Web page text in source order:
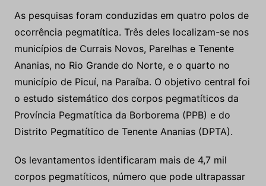
As pesquisas foram conduzidas em quatro polos de
ocorrência pegmatítica. Três deles localizam-se nos
municípios de Currais Novos, Parelhas e Tenente
Ananias, no Rio Grande do Norte, e o quarto no
município de Picuí, na Paraíba. O objetivo central foi
o estudo sistemático dos corpos pegmatíticos da
Província Pegmatítica da Borborema (PPB) e do
Distrito Pegmatítico de Tenente Ananias (DPTA).
Os levantamentos identificaram mais de 4,7 mil
corpos pegmatíticos, número que pode ultrapassar